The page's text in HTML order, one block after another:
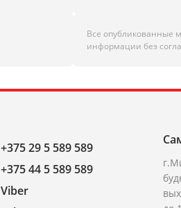
Все опубликованные
информации без
+375 29 5 589 589
+375 44 5 589 589
Viber